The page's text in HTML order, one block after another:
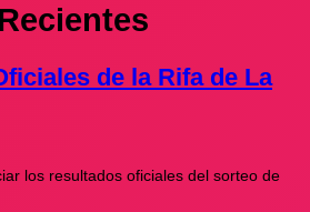
Recientes
de la Rifa de La
los resultados oficiales del sorteo de